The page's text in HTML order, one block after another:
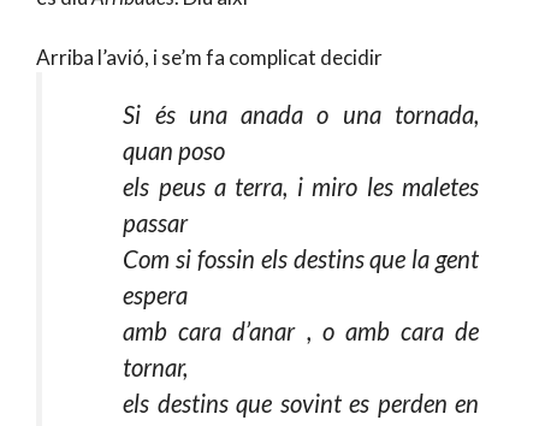
Arriba l’avió, i se’m fa complicat decidir
Si és una anada o una tornada,
quan poso
els peus a terra, i miro les maletes
passar
Com si fossin els destins que la gent
espera
amb cara d’anar , o amb cara de
tornar,
els destins que sovint es perden en